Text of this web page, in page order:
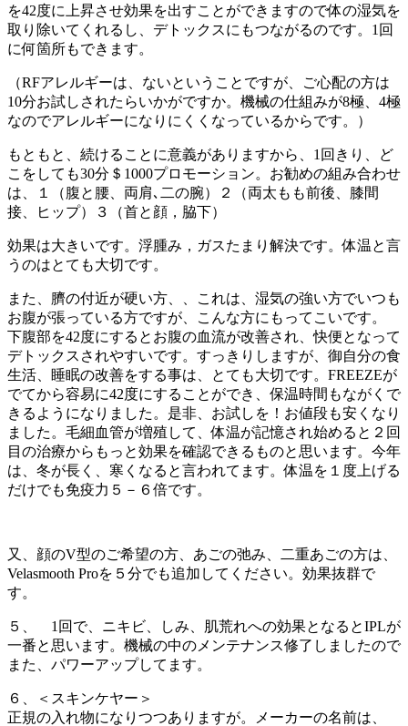
を42度に上昇させ効果を出すことができますので体の湿気を
取り除いてくれるし、デトックスにもつながるのです。1回
に何箇所もできます。
（RFアレルギーは、ないということですが、ご心配の方は
10分お試しされたらいかがですか。機械の仕組みが8極、4極
なのでアレルギーになりにくくなっているからです。）
もともと、続けることに意義がありますから、1回きり、ど
こをしても30分＄1000プロモーション。お勧めの組み合わせ
は、１（腹と腰、両肩､二の腕）２（両太もも前後、膝間
接、ヒップ）３（首と顔，脇下）
効果は大きいです。浮腫み，ガスたまり解決です。体温と言
うのはとても大切です。
また、臍の付近が硬い方、、これは、湿気の強い方でいつも
お腹が張っている方ですが、こんな方にもってこいです。
下腹部を42度にするとお腹の血流が改善され、快便となって
デトックスされやすいです。すっきりしますが、御自分の食
生活、睡眠の改善をする事は、とても大切です。FREEZEが
でてから容易に42度にすることができ、保温時間もながくで
きるようになりました。是非、お試しを！お値段も安くなり
ました。毛細血管が増殖して、体温が記憶され始めると２回
目の治療からもっと効果を確認できるものと思います。今年
は、冬が長く、寒くなると言われてます。体温を１度上げる
だけでも免疫力５－６倍です。
又、顔のV型のご希望の方、あごの弛み、二重あごの方は、
Velasmooth Proを５分でも追加してください。効果抜群で
す。
５、 1回で、ニキビ、しみ、肌荒れへの効果となるとIPLが
一番と思います。機械の中のメンテナンス修了しましたので
また、パワーアップしてます。
６、＜スキンケヤー＞
正規の入れ物になりつつありますが。メーカーの名前は、